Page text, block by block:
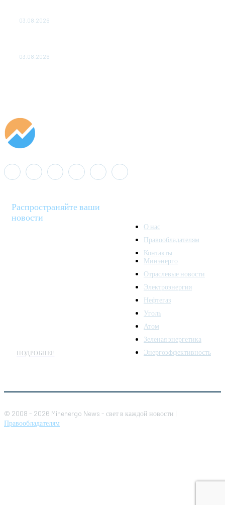
03.08.2026
03.08.2026
Распространяйте ваши
новости
ПОДРОБНЕЕ
О нас
Правообладателям
Контакты
Минэнерго
Отраслевые новости
Электроэнергия
Нефтегаз
Уголь
Атом
Зеленая энергетика
Энергоэффективность
© 2008 - 2026 Minenergo News - свет в каждой новости |
Правообладателям